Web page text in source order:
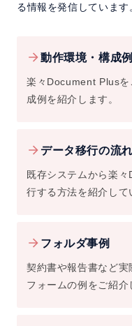
る情報を発信しています
動作環境・構成例
楽々Document Plusを
成例を紹介します。
データ移行の流れ
既存システムから楽
行する方法を紹介して
フォルダ事例
契約書や報告書など
フォームの例をご紹介